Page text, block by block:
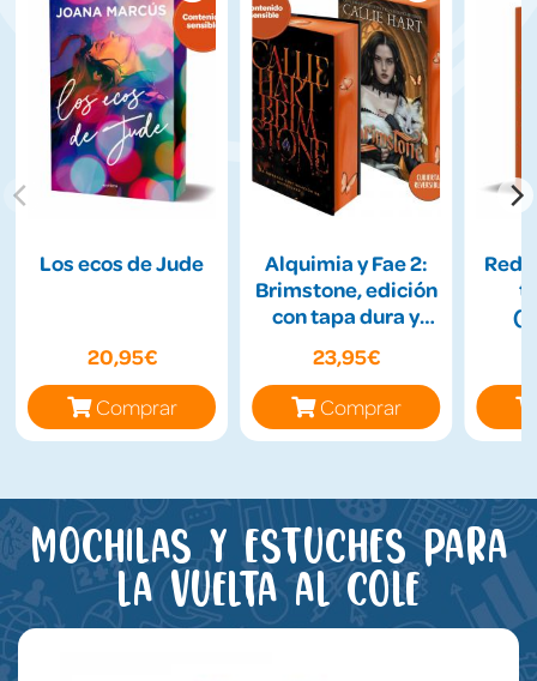
Los ecos de Jude
20,95€
Comprar
Alquimia y Fae 2:
Brimstone, edición
con tapa dura y
23,95€
Comprar
Mochilas y estuches para
la vuelta al cole